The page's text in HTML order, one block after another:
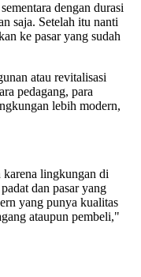
dengan durasi
saja. Setelah itu nanti
ke pasar yang sudah
atau revitalisasi
pedagang, para
lebih modern,
lingkungan di
dan pasar yang
yang punya kualitas
ataupun pembeli,"